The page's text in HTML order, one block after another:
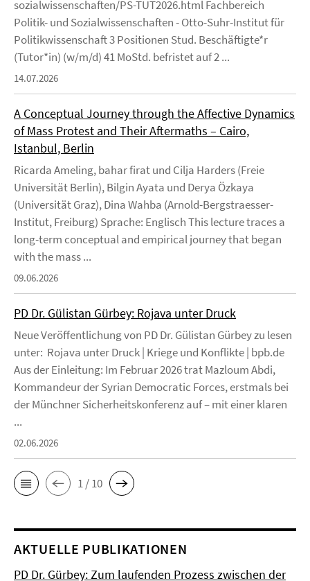
sozialwissenschaften/PS-TUT2026.html Fachbereich
Politik- und Sozialwissenschaften - Otto-Suhr-Institut für
Politikwissenschaft 3 Positionen Stud. Beschäftigte*r
(Tutor*in) (w/m/d) 41 MoStd. befristet auf 2 ...
14.07.2026
A Conceptual Journey through the Affective Dynamics
of Mass Protest and Their Aftermaths – Cairo,
Istanbul, Berlin
Ricarda Ameling, bahar firat und Cilja Harders (Freie
Universität Berlin), Bilgin Ayata und Derya Özkaya
(Universität Graz), Dina Wahba (Arnold-Bergstraesser-
Institut, Freiburg) Sprache: Englisch This lecture traces a
long-term conceptual and empirical journey that began
with the mass ...
09.06.2026
PD Dr. Gülistan Gürbey: Rojava unter Druck
Neue Veröffentlichung von PD Dr. Gülistan Gürbey zu lesen
unter: Rojava unter Druck | Kriege und Konflikte | bpb.de
Aus der Einleitung: Im Februar 2026 trat Mazloum Abdi,
Kommandeur der Syrian Democratic Forces, erstmals bei
der Münchner Sicherheitskonferenz auf – mit einer klaren
...
02.06.2026
1 / 10
AKTUELLE PUBLIKATIONEN
PD Dr. Gürbey: Zum laufenden Prozess zwischen der